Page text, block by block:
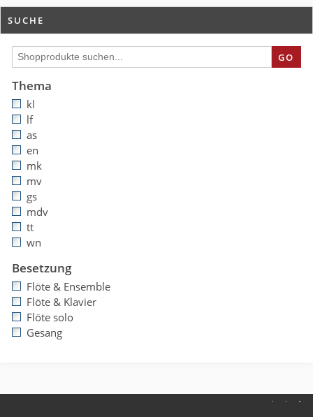
SUCHE
GO
Thema
kl
lf
as
en
mk
mv
gs
mdv
tt
wn
Besetzung
Flöte & Ensemble
Flöte & Klavier
Flöte solo
Gesang